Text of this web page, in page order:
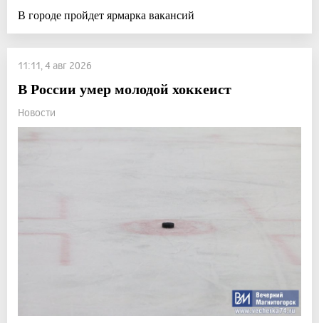
В городе пройдет ярмарка вакансий
11:11, 4 авг 2026
В России умер молодой хоккеист
Новости